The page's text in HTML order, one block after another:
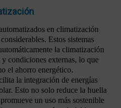
en climatización
Estos sistemas
la climatización
condiciones externas, lo que
el ahorro energético.
la integración de energías
Esto no solo reduce la huella
un uso más sostenible